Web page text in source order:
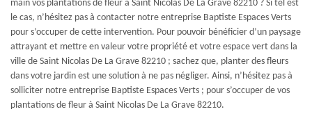
main vos plantations de fleur à Saint Nicolas De La Grave 82210 ? Si tel est
le cas, n’hésitez pas à contacter notre entreprise Baptiste Espaces Verts
pour s’occuper de cette intervention. Pour pouvoir bénéficier d’un paysage
attrayant et mettre en valeur votre propriété et votre espace vert dans la
ville de Saint Nicolas De La Grave 82210 ; sachez que, planter des fleurs
dans votre jardin est une solution à ne pas négliger. Ainsi, n’hésitez pas à
solliciter notre entreprise Baptiste Espaces Verts ; pour s’occuper de vos
plantations de fleur à Saint Nicolas De La Grave 82210.